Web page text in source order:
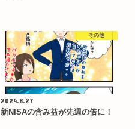
その他
2024.8.27
新NISAの含み益が先週の倍に！